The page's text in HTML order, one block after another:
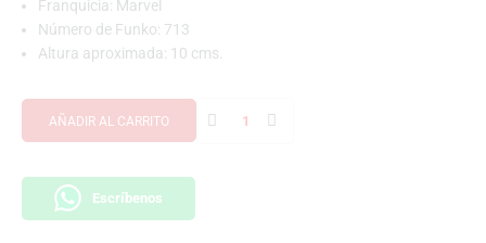
Franquicia: Marvel
Número de Funko: 713
Altura aproximada: 10 cms.
AÑADIR AL CARRITO
Escríbenos